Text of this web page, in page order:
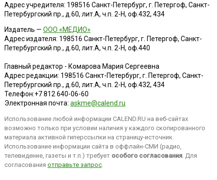
Адрес учредителя: 198516 Санкт-Петербург, г. Петергоф, Санкт-
Петербургский пр., д.60, лит.А, ч.п. 2-Н, оф.432, 434
Издатель — ООО «МЕДИО»
Адрес издателя: 198516 Санкт-Петербург, г. Петергоф, Санкт-
Петербургский пр., д.60, лит.А, ч.п. 2-Н, оф.440
Главный редактор - Комарова Мария Сергеевна
Адрес редакции: 198516 Санкт-Петербург, г. Петергоф, Санкт-
Петербургский пр., д.60, лит.А, ч.п. 2-Н, оф.432, 434
Телефон:+7 812 640-06-60
Электронная почта: askme@calend.ru
Использование любой информации CALEND.RU на веб-сайтах
возможно только при условии наличия у каждого скопированного
материала активной гиперссылки на страницу-источник.
Использование информации сайта в оффлайн-СМИ (радио,
телевидение, газеты и т.п.) требует особого согласования. Для
согласования отправьте запрос.